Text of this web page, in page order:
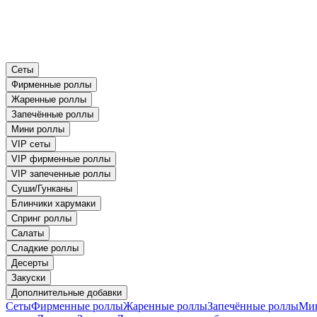
Сеты
Фирменные роллы
Жаренные роллы
Запечённые роллы
Мини роллы
VIP сеты
VIP фирменные роллы
VIP запеченные роллы
Суши/Гунканы
Блинчики харумаки
Спринг роллы
Салаты
Сладкие роллы
Десерты
Закуски
Дополнительные добавки
СетыФирменные роллыЖаренные роллыЗапечённые роллы